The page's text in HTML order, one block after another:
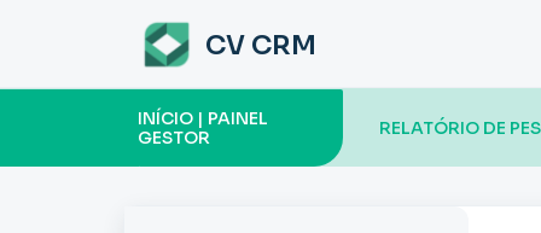
CV CRM
RELATÓRIO DE
INÍCIO | PAINEL
GESTOR